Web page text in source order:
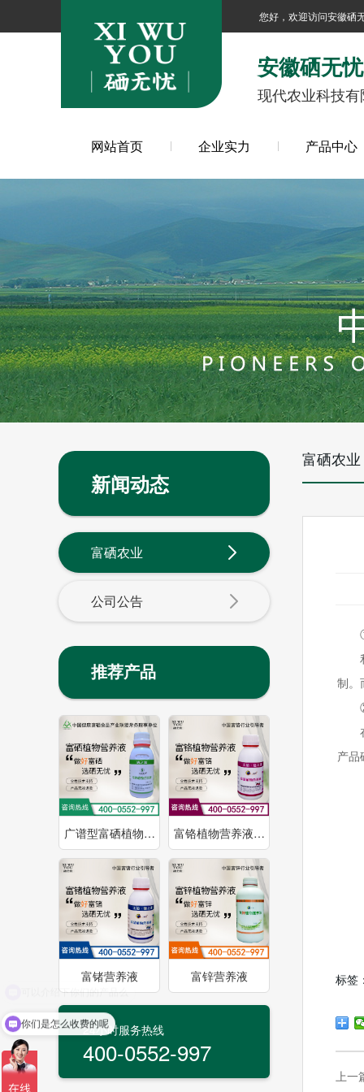
您好，欢迎访问安徽硒
安徽硒无忧
现代农业科技
网站首页 企业实力 产品中心
新闻动态
富硒农业
公司公告
推荐产品
广谱型富硒植物… 富铬植物营养液…
富锗营养液 富锌营养液
24小时服务热线
400-0552-997
富硒农业
制。
产品
标签
上一
你们是怎么收费的呢